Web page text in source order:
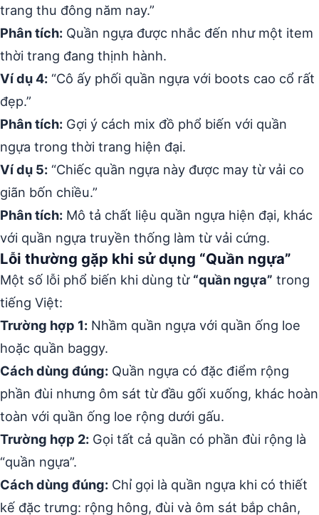
trang thu đông năm nay.”
Phân tích: Quần ngựa được nhắc đến như một item
thời trang đang thịnh hành.
Ví dụ 4: “Cô ấy phối quần ngựa với boots cao cổ rất
đẹp.”
Phân tích: Gợi ý cách mix đồ phổ biến với quần
ngựa trong thời trang hiện đại.
Ví dụ 5: “Chiếc quần ngựa này được may từ vải co
giãn bốn chiều.”
Phân tích: Mô tả chất liệu quần ngựa hiện đại, khác
với quần ngựa truyền thống làm từ vải cứng.
Lỗi thường gặp khi sử dụng “Quần ngựa”
Một số lỗi phổ biến khi dùng từ “quần ngựa” trong
tiếng Việt:
Trường hợp 1: Nhầm quần ngựa với quần ống loe
hoặc quần baggy.
Cách dùng đúng: Quần ngựa có đặc điểm rộng
phần đùi nhưng ôm sát từ đầu gối xuống, khác hoàn
toàn với quần ống loe rộng dưới gấu.
Trường hợp 2: Gọi tất cả quần có phần đùi rộng là
“quần ngựa”.
Cách dùng đúng: Chỉ gọi là quần ngựa khi có thiết
kế đặc trưng: rộng hông, đùi và ôm sát bắp chân,